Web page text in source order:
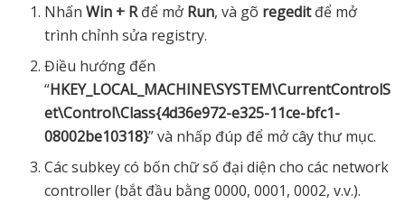
NhấnWin + Rđể mở Run, và gõ regeditđể mở
trình chỉnh sửa registry.
Điều hướng đến
“HKEY_LOCAL_MACHINE\SYSTEM\CurrentControlS
et\Control\Class{4d36e972-e325-11ce-bfc1-
08002be10318}” và nhấp đúp để mở cây thư mục.
Các subkey có bốn chữ số đại diện cho các network
controller (bắt đầu bằng 0000, 0001, 0002, v.v.).